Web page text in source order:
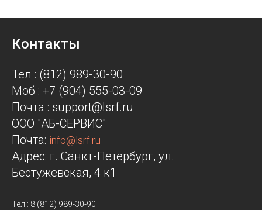
Контакты
Тел : (812) 989-30-90
Моб : +7 (904) 555-03-09
Почта : support@lsrf.ru
ООО "АБ-СЕРВИС"
Почта: info@lsrf.ru
Адрес: г. Санкт-Петербург, ул.
Бестужевская, 4 к1
Тел : 8 (812) 989-30-90